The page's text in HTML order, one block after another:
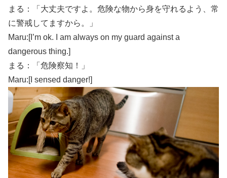
まる：「大丈夫ですよ。危険な物から身を守れるよう、常
に警戒してますから。」
Maru:[I’m ok. I am always on my guard against a
dangerous thing.]
まる：「危険察知！」
Maru:[I sensed danger!]